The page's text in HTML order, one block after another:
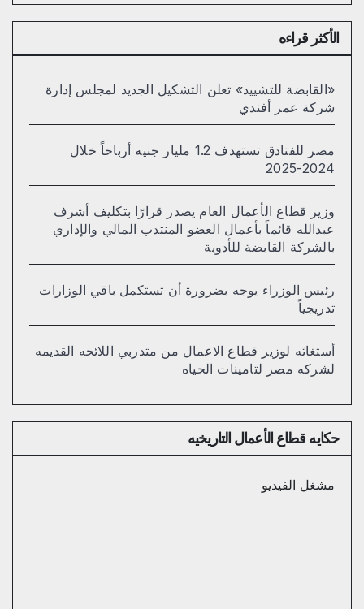
الأكثر قراءه
«القابضة للتشييد» تعلن التشكيل الجديد لمجلس إدارة
شركة عمر أفندي
مصر للفنادق تستهدف 1.2 مليار جنيه أرباحاً خلال
2024-2025
وزير قطاع الأعمال العام يصدر قرارًا بتكليف أشرف
عبدالله قائماً بأعمال العضو المنتدب المالي والإداري
بالشركة القابضة للأدوية
رئيس الوزراء يوجه بضرورة أن تستكمل باقي الوزارات
تدريجياً
أستغاثه لوزير قطاع الاعمال من متدربي اللائحه القديمه
لشركه مصر لتامينات الحياه
حكايه قطاع الأعمال التاريخيه
مشغل الفيديو